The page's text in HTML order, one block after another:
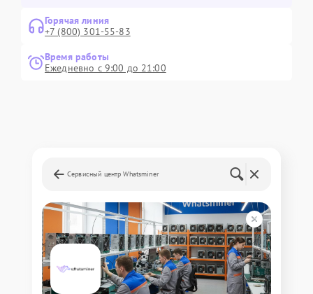
Горячая линия
+7 (800) 301-55-83
Время работы
Ежедневно с 9:00 до 21:00
Сервисный центр Whatsminer